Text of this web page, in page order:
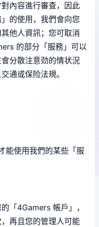
內容進行審查，因此
的使用，我們會向您
他人資訊；您可取消
的部分「服務」可以
分散注意劲的情状況
通或保险法規。
能使用我們的某些「服
「4Gamers 帳戶」，
再且您的管理人可能